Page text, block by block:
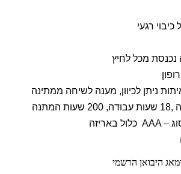
כיבוי רגעי
נכנסת מכל לחיץ
ניתן לכיוון, מענה לשיחה ממתינה
AAA – כלול באריזה
היבואן הרשמי